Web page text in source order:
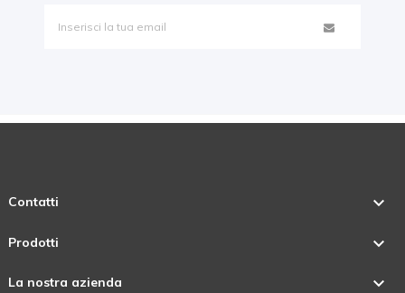
Contatti 
Prodotti 
La nostra azienda 